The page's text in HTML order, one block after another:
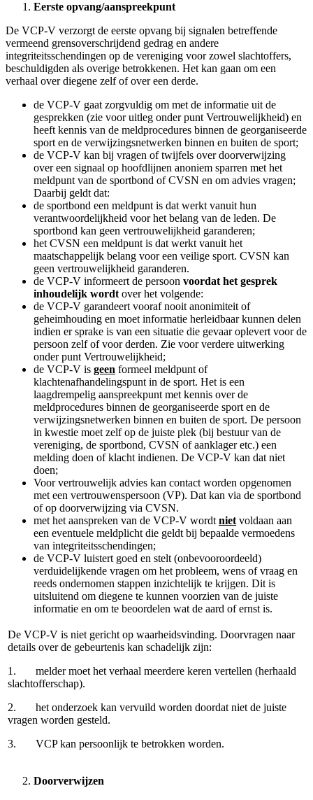
reeds ondernomen stappen inzichtelijk te krijgen. Dit is
informatie en om te beoordelen wat de aard of ernst is.
De VCP-V is niet gericht op waarheidsvinding. Doorvragen naar
details over de gebeurtenis kan schadelijk zijn:
slachtofferschap).
2. het onderzoek kan vervuild worden doordat niet de juiste
vragen worden gesteld.
3. VCP kan persoonlijk te betrokken worden.
Doorverwijzen
De VCP-V verwijst door, maar is niet verantwoordelijk voor de
opvolging of oplossing rondom signalen. De VCP-V speelt geen rol
bij nader onderzoek en heeft geen inhoudelijke taken bij een
eventueel tuchtrechtelijk of strafrechtelijke opvolging.
de VCP-V verwijst in spoedeisende situaties (bv bij seksueel
misbruik of ernstig geweld) direct door naar politie en/of
Centrum Seksueel Geweld voor acute opvang van het
slachtoffer;
bij signalen, waarvan de afzender niet bekend is, eigen
waarnemingen of geruchten over vermoedens van
grensoverschrijdend gedrag, licht de VCP-V zelf proactief het
bestuur in;
de VCP-V wijst indien van toepassing een bestuurder of
begeleider op de meldplicht bij het vermoeden van seksuele
intimidatie.
2a. Vervolgstappen en verslaglegging
De VCP-V bespreekt met de persoon de volgende vervolgopties:
persoon doet zelf een melding bij het bestuur van de
vereniging, sportbond of CVSN. (Indien dit anoniem gebeurt,
is een bestuur zeer beperkt in de opvolgingsmogelijkheden).
De persoon kan optioneel het meldformulier gebruiken als basis
voor een melding aan bestuur, sportbond of CVSN. De persoon stelt
dan zelf de melding op, de VCP-V kan de melder hiermee
ondersteunen en leest mee;
opvolging van de inhoud van het gesprek is niet
gewenst/noodzakelijk, vanuit wens van de persoon of door
De VCP voert geen schaduwadministratie (behalve onderstaande
De VCP-V rapporteert jaarlijks geanonimiseerd aan het bestuur over
ontwikkelingen en mogelijke risico’s binnen de vereniging en stelt
indien en waar mogelijk verbeteringen voor. De VCP-V kan
De VCP-V werkt in afstemming met de bestuurder met de